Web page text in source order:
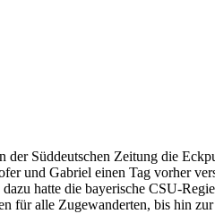
Süddeutschen Zeitung die
und Gabriel einen Tag vorher
hatte die bayerische CSU-
für alle Zugewanderten, bis hin